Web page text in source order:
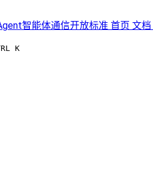
智能体通信开放标准 首页 文档
K